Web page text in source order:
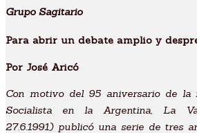
Sagitario #2
Sagitario #3
Podcast
Círculo de lectura:
democrático y tradición
Grupo Sagitario
Para abrir un debate amplio y
Por José Aricó
Con motivo del 95 aniversario de la
Socialista en la Argentina, La
27.6.1991) publicó una serie de tres